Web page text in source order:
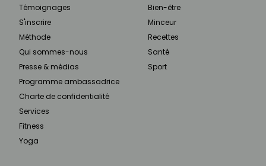
Témoignages
S'inscrire
Méthode
Qui sommes-nous
Presse & médias
Programme ambassadrice
Charte de confidentialité
Services
Fitness
Yoga
Bien-être
Minceur
Recettes
Santé
Sport